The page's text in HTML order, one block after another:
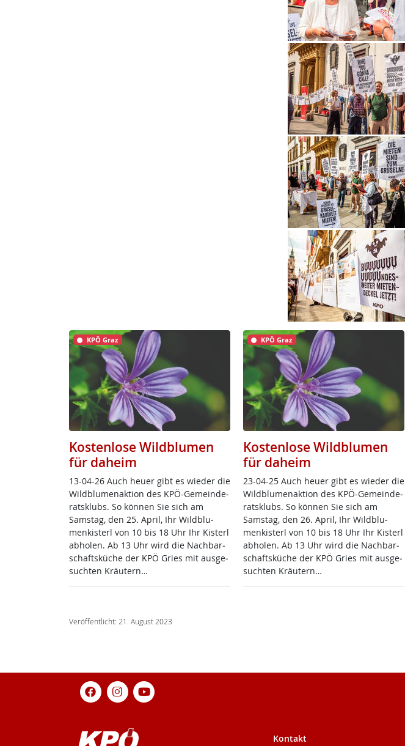
KPÖ Graz
Kostenlose Wildblumen
für daheim
13-04-26 Auch heu­er gibt es wie­der die
Wild­blu­men­ak­ti­on des KPÖ-Ge­mein­de­
rats­klubs. So kön­nen Sie sich am
Sams­tag, den 25. April, Ihr Wild­blu­
men­kis­terl von 10 bis 18 Uhr Ihr Kis­terl
ab­ho­len. Ab 13 Uhr wird die Nach­bar­
schafts­küche der KPÖ Gries mit aus­ge­
such­ten Kräu­tern…
KPÖ Graz
Kostenlose Wildblumen
für daheim
23-04-25 Auch heu­er gibt es wie­der die
Wild­blu­men­ak­ti­on des KPÖ-Ge­mein­de­
rats­klubs. So kön­nen Sie sich am
Sams­tag, den 26. April, Ihr Wild­blu­
men­kis­terl von 10 bis 18 Uhr Ihr Kis­terl
ab­ho­len. Ab 13 Uhr wird die Nach­bar­
schafts­küche der KPÖ Gries mit aus­ge­
such­ten Kräu­tern…
Veröffentlicht: 21. August 2023
Kontakt